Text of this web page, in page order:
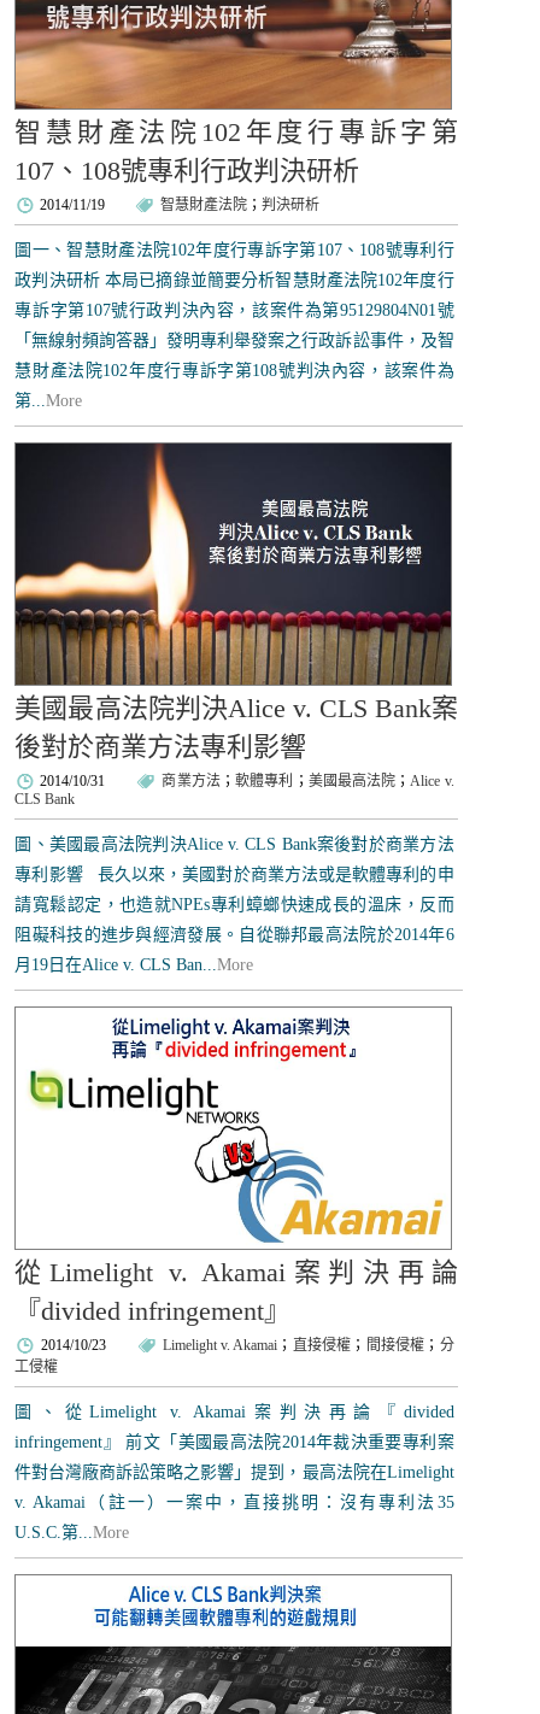
智慧財產法院102年度行專訴字第
107、108號專利行政判決研析
2014/11/19 智慧財產法院 ；判決研析
圖一、智慧財產法院102年度行專訴字第107、108號專利行
政判決研析 本局已摘錄並簡要分析智慧財產法院102年度行
專訴字第107號行政判決內容，該案件為第95129804N01號
「無線射頻詢答器」發明專利舉發案之行政訴訟事件，及智
慧財產法院102年度行專訴字第108號判決內容，該案件為
第...More
美國最高法院判決Alice v. CLS Bank案
後對於商業方法專利影響
2014/10/31 商業方法； 軟體專利 ； 美國最高法院 ；Alice v.
CLS Bank
圖、美國最高法院判決Alice v. CLS Bank案後對於商業方法
專利影響 長久以來，美國對於商業方法或是軟體專利的申
請寬鬆認定，也造就NPEs專利蟑螂快速成長的溫床，反而
阻礙科技的進步與經濟發展。自從聯邦最高法院於2014年6
月19日在Alice v. CLS Ban...More
從Limelight v. Akamai案判決再論
『divided infringement』
2014/10/23 Limelight v. Akamai ； 直接侵權 ； 間接侵權 ； 分
工侵權
圖、從Limelight v. Akamai案判決再論『divided
infringement』 前文「美國最高法院2014年裁決重要專利案
件對台灣廠商訴訟策略之影響」提到，最高法院在Limelight
v. Akamai（註一）一案中，直接挑明：沒有專利法35
U.S.C.第...More